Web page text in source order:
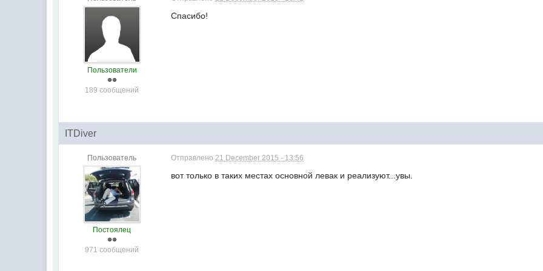
Пользователи
189 сообщений
Спасибо!
ITDiver
Пользователь
Постоялец
971 сообщений
Отправлено21 December 2015 - 13:56
вот только в таких местах основной левак и реализуют...увы.